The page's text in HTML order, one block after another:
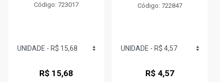
Código: 723017
R$ 15,68
Código: 722847
R$ 4,57